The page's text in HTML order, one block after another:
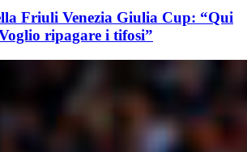
Friuli Venezia Giulia Cup: “Qui
ripagare i tifosi”